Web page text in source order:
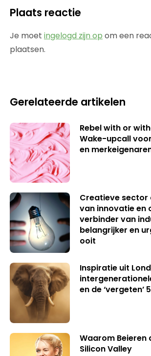
Plaats reactie
Je moet ingelogd zijn op om een
plaatsen.
Gerelateerde artikelen
Rebel with or
Wake-upcall
en
Creatieve sector
van innovatie en
verbinder van
belangrijker en
ooit
Inspiratie uit
en de ‘vergeten’
Waarom Beieren
Silicon Valley